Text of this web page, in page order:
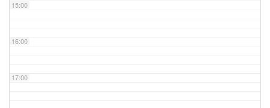
15:00
16:00
17:00